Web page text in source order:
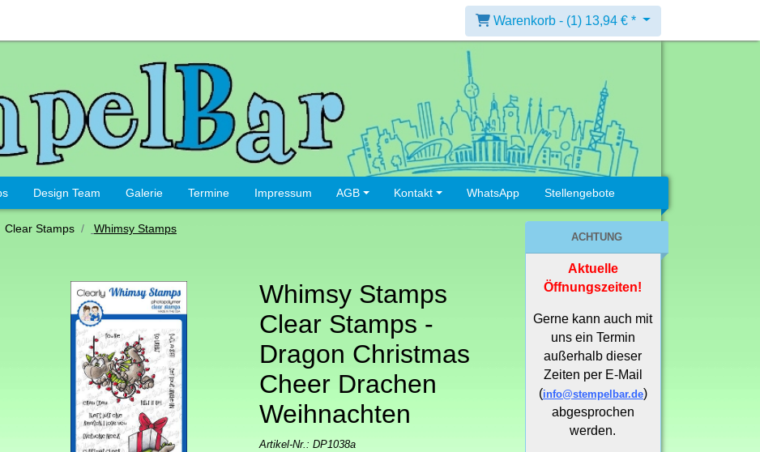
Warenkorb - (1) 13,94 € *
Design Team Galerie Termine Impressum AGB Kontakt WhatsApp Stellengebote
Clear Stamps Whimsy Stamps
Whimsy Stamps
Clear Stamps -
Dragon Christmas
Cheer Drachen
Weihnachten
Artikel-Nr.: DP1038a
ACHTUNG
Aktuelle
Öffnungszeiten!
Gerne kann auch mit
uns ein Termin
außerhalb dieser
Zeiten per E-Mail
(info@stempelbar.de)
abgesprochen
werden.